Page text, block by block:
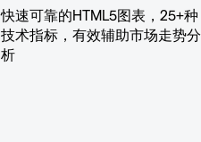
快速可靠的HTML5图表，25+种
技术指标，有效辅助市场走势分
析